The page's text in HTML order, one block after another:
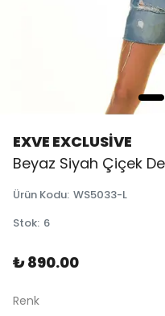
EXVE EXCLUSİVE
Beyaz Siyah Çiçek
Ürün Kodu: WS5033-L
Stok: 6
₺ 890.00
Renk